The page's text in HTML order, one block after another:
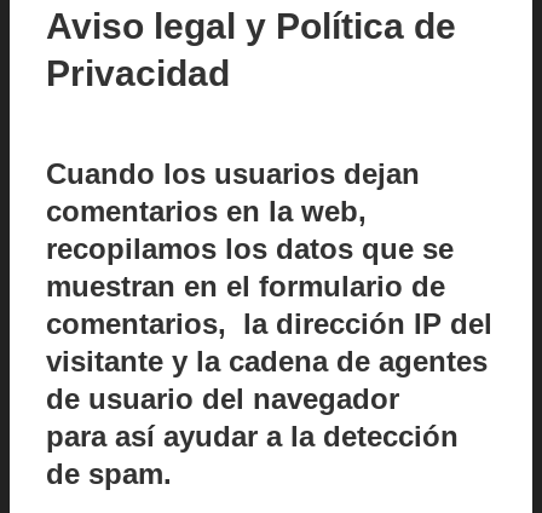
Aviso legal y Política de
Privacidad
Cuando los usuarios dejan
comentarios en la web,
recopilamos los datos que se
muestran en el formulario de
comentarios, la dirección IP del
visitante y la cadena de agentes
de usuario del navegador
para así ayudar a la detección
de spam.